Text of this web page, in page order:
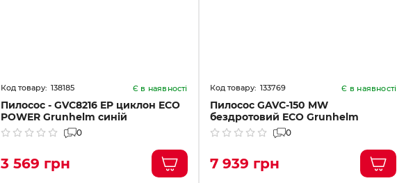
138185 Є в наявності
Пилосос - GVC8216 EP циклон ECO
POWER Grunhelm синій
0
3 569 грн
133769 Є в наявності
Пилосос GAVC-150 MW
бездротовий ECO Grunhelm
0
7 939 грн